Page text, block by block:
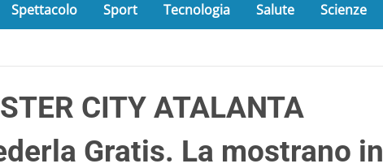
Spettacolo Sport Tecnologia Salute Scienze
CITY ATALANTA
Gratis. La mostrano in